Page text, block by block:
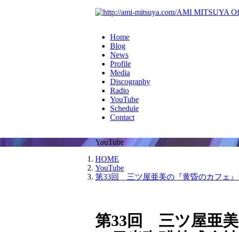
AMI MITSUYA
Home
Blog
News
Profile
Media
Discography
Radio
YouTube
Schedule
Contact
YouTube
HOME
YouTube
第33回 三ツ屋亜美の『黄昏のカフェ
第33回 三ツ屋亜